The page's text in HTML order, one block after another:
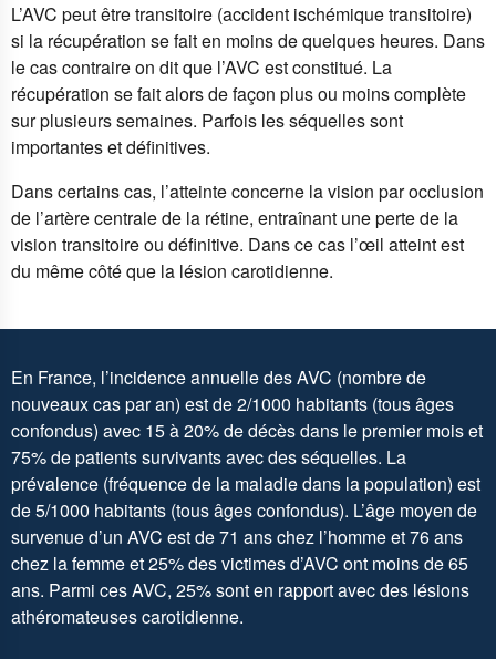
L’AVC peut être transitoire (accident ischémique transitoire)
si la récupération se fait en moins de quelques heures. Dans
le cas contraire on dit que l’AVC est constitué. La
récupération se fait alors de façon plus ou moins complète
sur plusieurs semaines. Parfois les séquelles sont
importantes et définitives.
Dans certains cas, l’atteinte concerne la vision par occlusion
de l’artère centrale de la rétine, entraînant une perte de la
vision transitoire ou définitive. Dans ce cas l’œil atteint est
du même côté que la lésion carotidienne.
En France, l’incidence annuelle des AVC (nombre de
nouveaux cas par an) est de 2/1000 habitants (tous âges
confondus) avec 15 à 20% de décès dans le premier mois et
75% de patients survivants avec des séquelles. La
prévalence (fréquence de la maladie dans la population) est
de 5/1000 habitants (tous âges confondus). L’âge moyen de
survenue d’un AVC est de 71 ans chez l’homme et 76 ans
chez la femme et 25% des victimes d’AVC ont moins de 65
ans. Parmi ces AVC, 25% sont en rapport avec des lésions
athéromateuses carotidienne.